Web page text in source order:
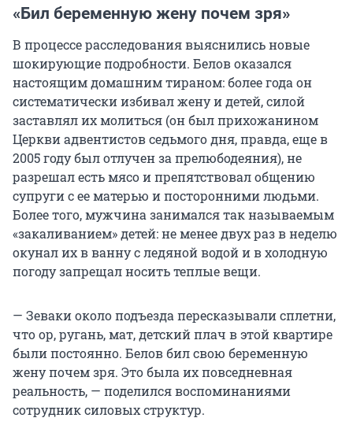
«Бил беременную жену почем зря»
В процессе расследования выяснились новые
шокирующие подробности. Белов оказался
настоящим домашним тираном: более года он
систематически избивал жену и детей, силой
заставлял их молиться (он был прихожанином
Церкви адвентистов седьмого дня, правда, еще в
2005 году был отлучен за прелюбодеяния), не
разрешал есть мясо и препятствовал общению
супруги с ее матерью и посторонними людьми.
Более того, мужчина занимался так называемым
«закаливанием» детей: не менее двух раз в неделю
окунал их в ванну с ледяной водой и в холодную
погоду запрещал носить теплые вещи.
— Зеваки около подъезда пересказывали сплетни,
что ор, ругань, мат, детский плач в этой квартире
были постоянно. Белов бил свою беременную
жену почем зря. Это была их повседневная
реальность, — поделился воспоминаниями
сотрудник силовых структур.